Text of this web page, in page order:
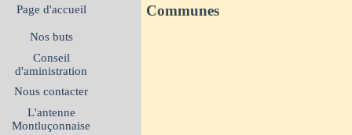
Sauter le menu
Page d'accueil
Nos buts
Conseil
d'aministration
Nous contacter
L'antenne
Montluçonnaise
Communes